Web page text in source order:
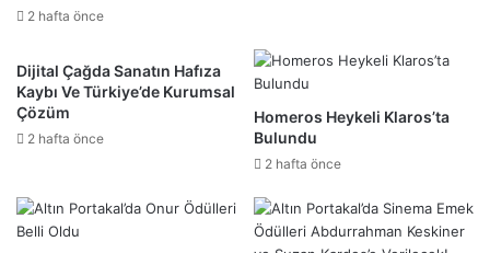
2 hafta önce
Dijital Çağda Sanatın Hafıza
Kaybı Ve Türkiye’de Kurumsal
Çözüm
2 hafta önce
Homeros Heykeli Klaros’ta
Bulundu
2 hafta önce